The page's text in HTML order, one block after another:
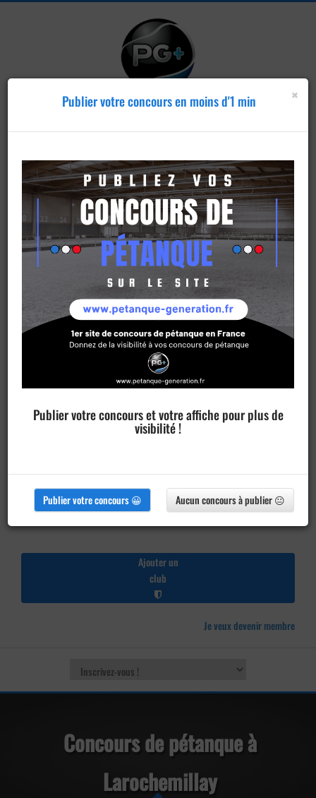
Publier un
concours
Ajouter un
club
Je veux devenir membre
Concours de pétanque à
Larochemillay
×
Publier votre concours en moins d'1 min
Publier votre concours et votre affiche pour plus de
visibilité !
Publier votre concours 😀 Aucun concours à publier 😐